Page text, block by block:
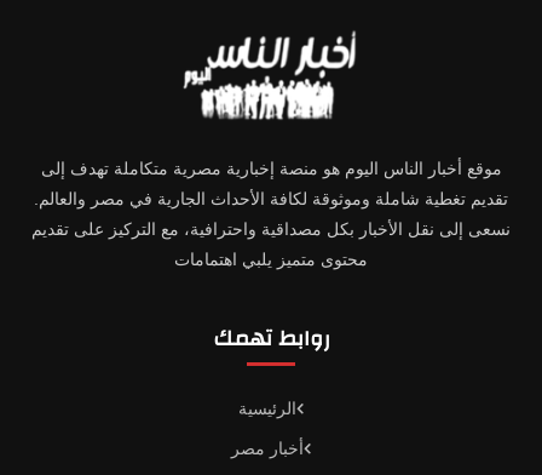
موقع أخبار الناس اليوم هو منصة إخبارية مصرية متكاملة تهدف إلى
تقديم تغطية شاملة وموثوقة لكافة الأحداث الجارية في مصر والعالم.
نسعى إلى نقل الأخبار بكل مصداقية واحترافية، مع التركيز على تقديم
محتوى متميز يلبي اهتمامات
روابط تهمك
الرئيسية
أخبار مصر